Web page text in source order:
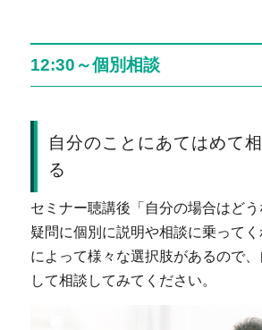
12:30～個別相談
自分のことにあてはめて
る
セミナー聴講後「自分の場合はど
疑問に個別に説明や相談に乗って
によって様々な選択肢があるので
して相談してみてください。